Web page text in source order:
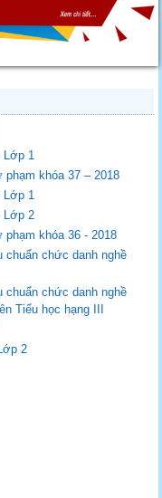
1
khóa 37 – 2018
1
Lớp 2
khóa 36 - 2018
chuẩn chức danh nghề
chuẩn chức danh nghề
Tiểu học hạng III
2